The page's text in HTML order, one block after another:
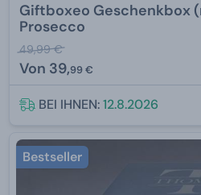
Giftboxeo Geschenkbox
Prosecco
49,99 €
Von 39,99 €
BEI IHNEN:12.8.2026
Bestseller